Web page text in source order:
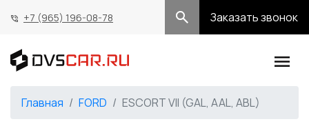
+7 (965) 196-08-78 Заказать звонок
Главная FORD ESCORT VII (GAL, AAL, ABL)